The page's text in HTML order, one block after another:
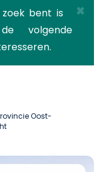
×
bent is
volgende
Oost-